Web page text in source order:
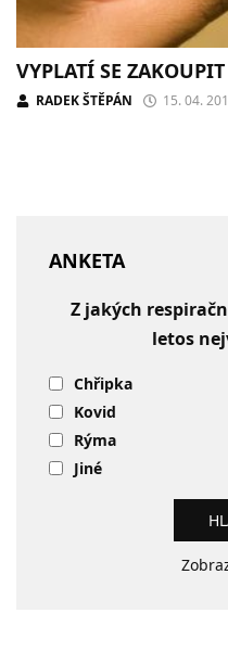
VYPLATÍ SE
RADEK ŠTĚPÁN 15. 04.
ANKETA
Z jakých
letos
Chřipka
Kovid
Rýma
Jiné